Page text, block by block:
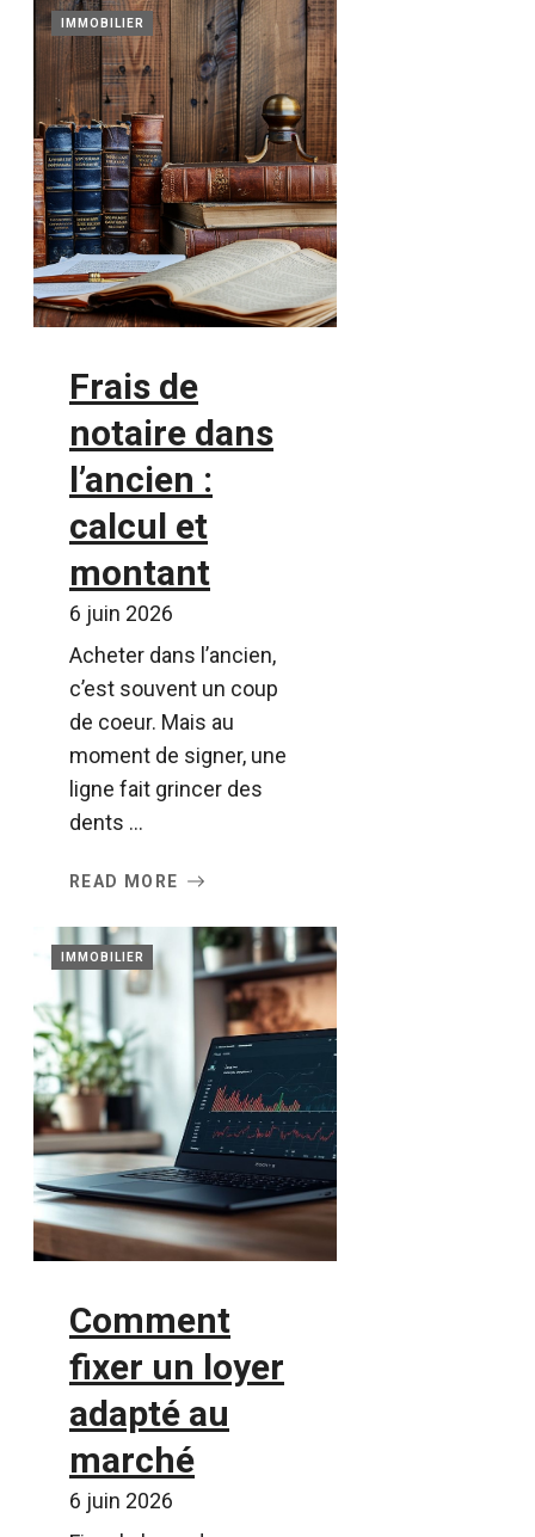
IMMOBILIER
Frais de
notaire dans
l’ancien :
calcul et
montant
6 juin 2026
Acheter dans l’ancien,
c’est souvent un coup
de coeur. Mais au
moment de signer, une
ligne fait grincer des
dents ...
READ MORE
IMMOBILIER
Comment
fixer un loyer
adapté au
marché
6 juin 2026